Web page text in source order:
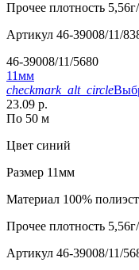
Прочее плотность
Артикул 46-39008/11/
46-39008/11/5680
11мм
checkmark_alt_circle
23.09 р.
По 50 м
Цвет синий
Размер 11мм
Материал 100%
Прочее плотность
Артикул 46-39008/11/